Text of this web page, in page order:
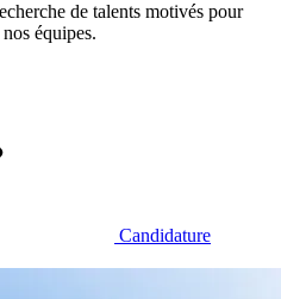
de talents motivés pour
équipes.
Candidature